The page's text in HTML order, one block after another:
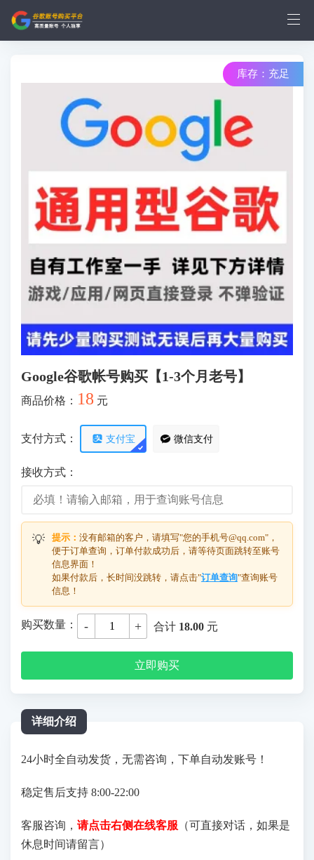
库存：1
库存：充足
Google谷歌帐号购买【1-3个月老号】
商品价格： 18 元
支付方式： 支付宝 微信支付
接收方式：
💡 提示： 没有邮箱的客户，请填写"您的手机号@qq.com"，
便于订单查询，订单付款成功后，请等待页面跳转至账号
信息界面！
如果付款后，长时间没跳转，请点击"订单查询"查询账号
信息！
购买数量： - + 合计 18.00 元
立即购买
详细介绍
24小时全自动发货，无需咨询，下单自动发账号！
稳定售后支持 8:00-22:00
客服咨询， 请点击右侧在线客服 （可直接对话，如果是
休息时间请留言）